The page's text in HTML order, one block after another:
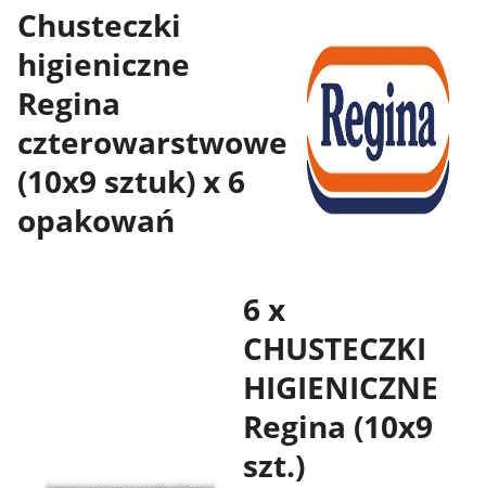
Chusteczki
higieniczne
Regina
czterowarstwowe
(10x9 sztuk) x 6
opakowań
6 x
CHUSTECZKI
HIGIENICZNE
Regina (10x9
szt.)